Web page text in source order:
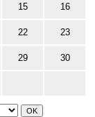
15 16
22 23
29 30